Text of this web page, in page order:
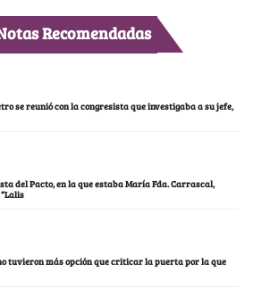
Recomendadas
se reunió con la congresista que investigaba a su jefe,
del Pacto, en la que estaba María Fda. Carrascal,
tuvieron más opción que criticar la puerta por la que